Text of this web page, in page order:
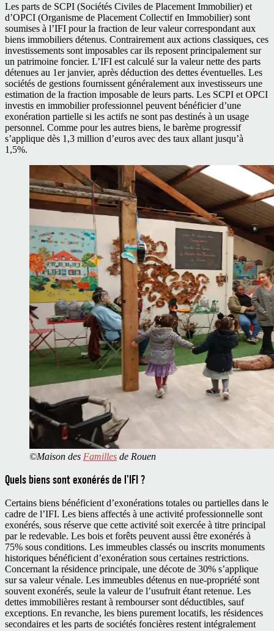
Les parts de SCPI (Sociétés Civiles de Placement Immobilier) et
d’OPCI (Organisme de Placement Collectif en Immobilier) sont
soumises à l’IFI pour la fraction de leur valeur correspondant aux
biens immobiliers détenus. Contrairement aux actions classiques, ces
investissements sont imposables car ils reposent principalement sur
un patrimoine foncier. L’IFI est calculé sur la valeur nette des parts
détenues au 1erjanvier, après déduction des dettes éventuelles. Les
sociétés de gestions fournissent généralement aux investisseurs une
estimation de la fraction imposable de leurs parts. Les SCPI et OPCI
investis en immobilier professionnel peuvent bénéficier d’une
exonération partielle si les actifs ne sont pas destinés à un usage
personnel. Comme pour les autres biens, le barème progressif
s’applique dès 1,3 million d’euros avec des taux allant jusqu’à
1,5%.
©Maison des Familles de Rouen
Quels biens sont exonérés de l’IFI ?
Certains biens bénéficient d’exonérations totales ou partielles dans le
cadre de l’IFI. Les biens affectés à une activité professionnelle sont
exonérés, sous réserve que cette activité soit exercée à titre principal
par le redevable. Les bois et forêts peuvent aussi être exonérés à
75% sous conditions. Les immeubles classés ou inscrits monuments
historiques bénéficient d’exonération sous certaines restrictions.
Concernant la résidence principale, une décote de 30% s’applique
sur sa valeur vénale. Les immeubles détenus en nue-propriété sont
souvent exonérés, seule la valeur de l’usufruit étant retenue. Les
dettes immobilières restant à rembourser sont déductibles, sauf
exceptions. En revanche, les biens purement locatifs, les résidences
secondaires et les parts de sociétés foncières restent intégralement